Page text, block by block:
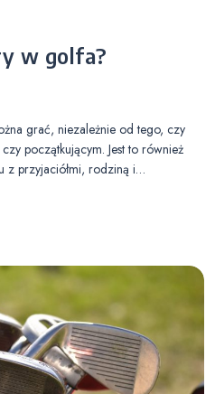
w golfa?
grać, niezależnie od tego, czy
początkującym. Jest to również
z przyjaciółmi, rodziną i…